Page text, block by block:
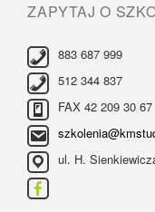
ZAPYTAJ O
883 687 999
512 344 837
FAX 42 209 30 67
ul. H.